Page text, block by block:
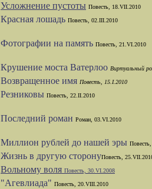
Усложнение пустоты Повесть, 18.VII.2010
Красная лошадь Повесть, 02.III.2010
Фотографии на память Повесть, 21.VI.2010
Крушение моста Ватерлоо Виртуальный
Возвращенное имя Повесть, 15.I.2010
Резниковы Повесть, 22.II.2010
Последний роман Роман, 03.VI.2010
Миллион рублей до нашей эры
Жизнь в другую сторонуПовесть,
Вольному воля Повесть, 30.VI.2008
"Агевлиада" Повесть, 20.VIII.2010